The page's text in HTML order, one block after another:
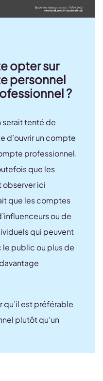
opter sur
personnel
?
serait tenté de
d’ouvrir un compte
professionnel.
que les
observer ici
que les comptes
ou de
qui peuvent
le public ou plus de
qu’il est préférable
plutôt qu’un